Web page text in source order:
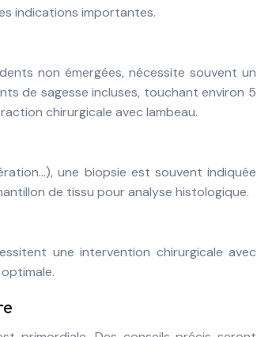
indications importantes.
non émergées, nécessite souvent un
de sagesse incluses, touchant environ 5
chirurgicale avec lambeau.
une biopsie est souvent indiquée
de tissu pour analyse histologique.
une intervention chirurgicale avec